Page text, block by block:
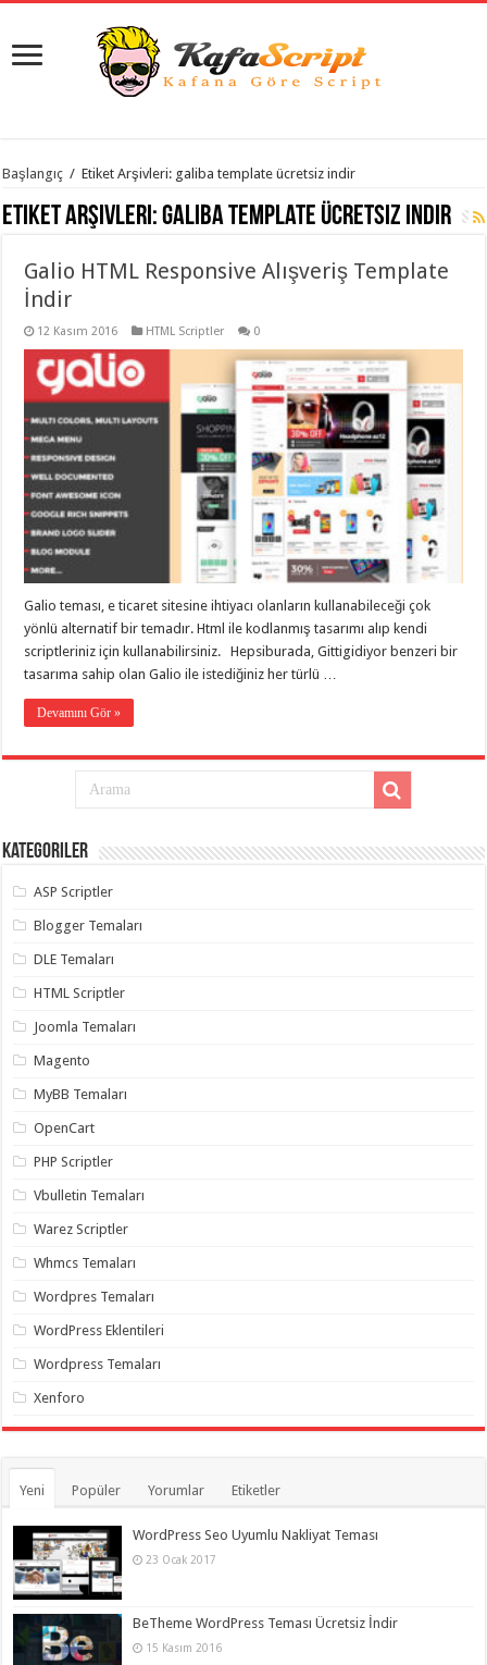
istanbul
evden
eve
organizasyon,
gaziantep
evden
taşımacılık,
evden
taşımacılık,
gaziantep
evden
taşımacılık,
taşımacılık,
gaziantep
evden
taşımacılık
gaziantep
evden
taşımacılık,
gaziantep
taşımacılık,
gaziantep
evden
taşımacılık,
asansörlü
taşıma,
evden
taşımacılık,
organizasyon,
organizasyon,
organizasyon,
gaziantep
organizasyon,
gaziantep
organizasyon,
gaziantep
organizasyon
gaziantep
palyaço,
twitter
takipçi
hilesi
takipçi
instagram
hilesi ,
Başlangıç / Etiket Arşivleri: galiba template ücretsiz indir
Etiket Arşivleri:galiba template ücretsiz indir
Galio HTML Responsive Alışveriş Template
İndir
12 Kasım 2016 HTML Scriptler 0
Galio teması, e ticaret sitesine ihtiyacı olanların kullanabileceği çok
yönlü alternatif bir temadır. Html ile kodlanmış tasarımı alıp kendi
scriptleriniz için kullanabilirsiniz. Hepsiburada, Gittigidiyor benzeri bir
tasarıma sahip olan Galio ile istediğiniz her türlü …
Devamını Gör »
Kategoriler
ASP Scriptler
Blogger Temaları
DLE Temaları
HTML Scriptler
Joomla Temaları
Magento
MyBB Temaları
OpenCart
PHP Scriptler
Vbulletin Temaları
Warez Scriptler
Whmcs Temaları
Wordpres Temaları
WordPress Eklentileri
Wordpress Temaları
Xenforo
Yeni Popüler Yorumlar Etiketler
WordPress Seo Uyumlu Nakliyat Teması
23 Ocak 2017
BeTheme WordPress Teması Ücretsiz İndir
15 Kasım 2016